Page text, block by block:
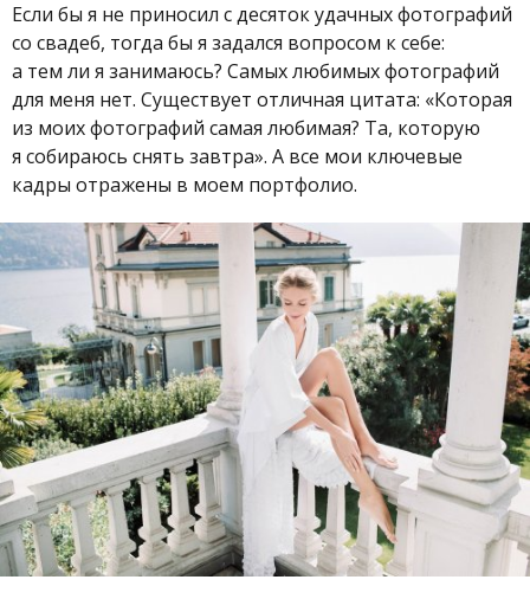
Если бы я не приносил с десяток удачных фотографий
со свадеб, тогда бы я задался вопросом к себе:
а тем ли я занимаюсь? Самых любимых фотографий
для меня нет. Существует отличная цитата: «Которая
из моих фотографий самая любимая? Та, которую
я собираюсь снять завтра». А все мои ключевые
кадры отражены в моем портфолио.